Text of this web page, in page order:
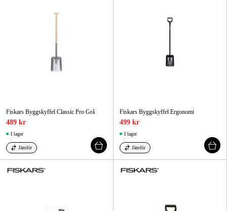
Fiskars Byggskyffel Classic Pro Grå
489 kr
I lager
Jämför
Fiskars Byggskyffel Ergonomi
499 kr
I lager
Jämför